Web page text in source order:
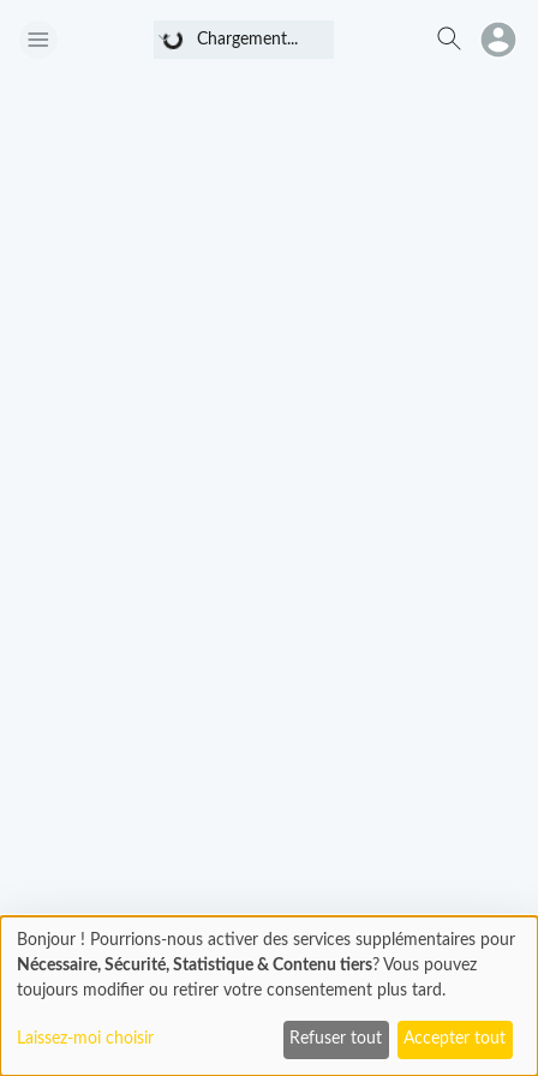
Chargement...
Chargement... Chargement
En cours...
Bonjour ! Pourrions-nous activer des services supplémentaires pour
Nécessaire, Sécurité, Statistique & Contenu tiers? Vous pouvez
toujours modifier ou retirer votre consentement plus tard.
Laissez-moi choisir Refuser tout Accepter tout